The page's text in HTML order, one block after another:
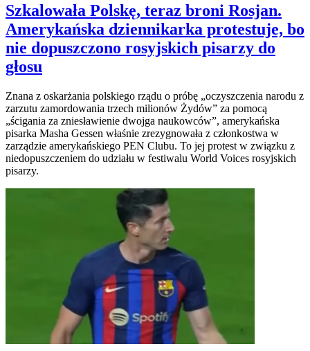
Szkalowała Polskę, teraz broni Rosjan.
Amerykańska dziennikarka protestuje, bo
nie dopuszczono rosyjskich pisarzy do
głosu
Znana z oskarżania polskiego rządu o próbę „oczyszczenia narodu z
zarzutu zamordowania trzech milionów Żydów” za pomocą
„ścigania za zniesławienie dwojga naukowców”, amerykańska
pisarka Masha Gessen właśnie zrezygnowała z członkostwa w
zarządzie amerykańskiego PEN Clubu. To jej protest w związku z
niedopuszczeniem do udziału w festiwalu World Voices rosyjskich
pisarzy.